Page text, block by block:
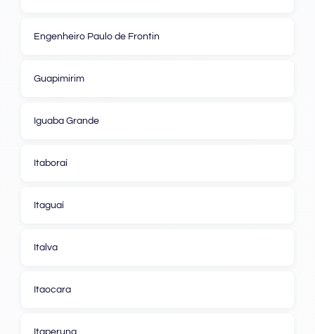
Engenheiro Paulo de Frontin
Guapimirim
Iguaba Grande
Itaboraí
Itaguaí
Italva
Itaocara
Itaperuna